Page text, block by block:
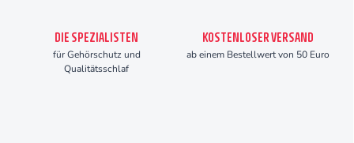
DIE SPEZIALISTEN
für Gehörschutz und
Qualitätsschlaf
KOSTENLOSER VERSAND
ab einem Bestellwert von 50 Euro